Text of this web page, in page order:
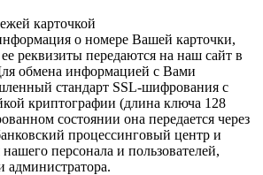
карточкой
о номере Вашей карточки,
реквизиты передаются на наш сайт в
обмена информацией с Вами
стандарт SSL-шифрования с
криптографии (длина ключа 128
состоянии она передается через
процессинговый центр и
персонала и пользователей,